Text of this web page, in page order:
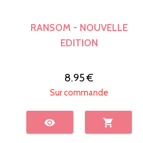
RANSOM - NOUVELLE
EDITION
8.95 €
Sur commande
visibility shopping_cart